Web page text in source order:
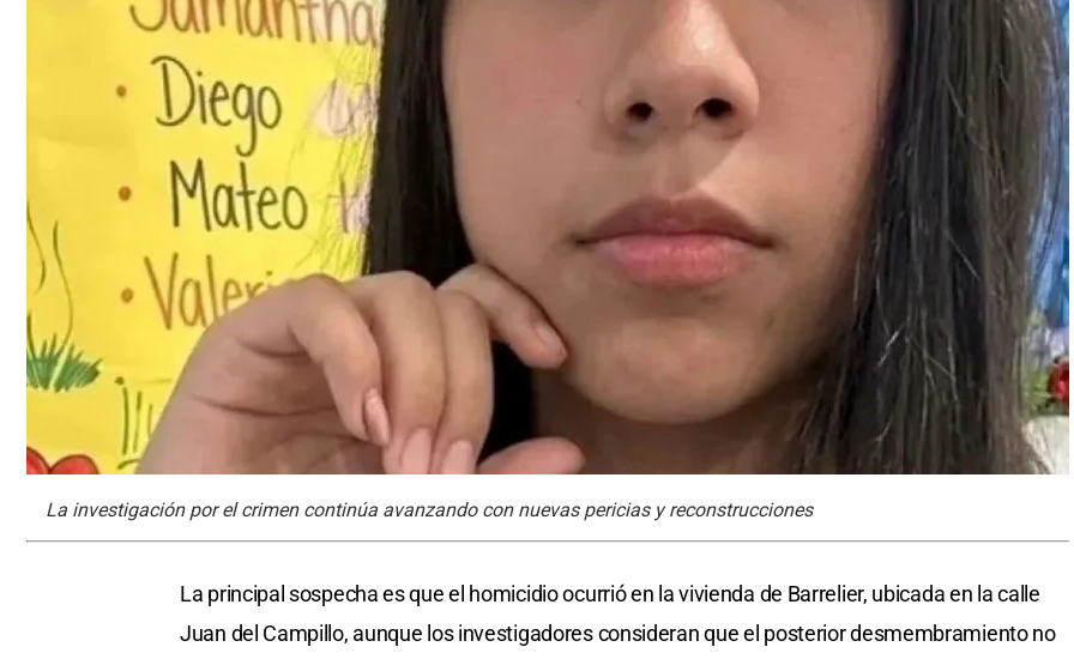
La investigación por el crimen continúa avanzando con nuevas pericias y reconstrucciones
La principal sospecha es que el homicidio ocurrió en la vivienda de Barrelier, ubicada en la calle
Juan del Campillo, aunque los investigadores consideran que el posterior desmembramiento no